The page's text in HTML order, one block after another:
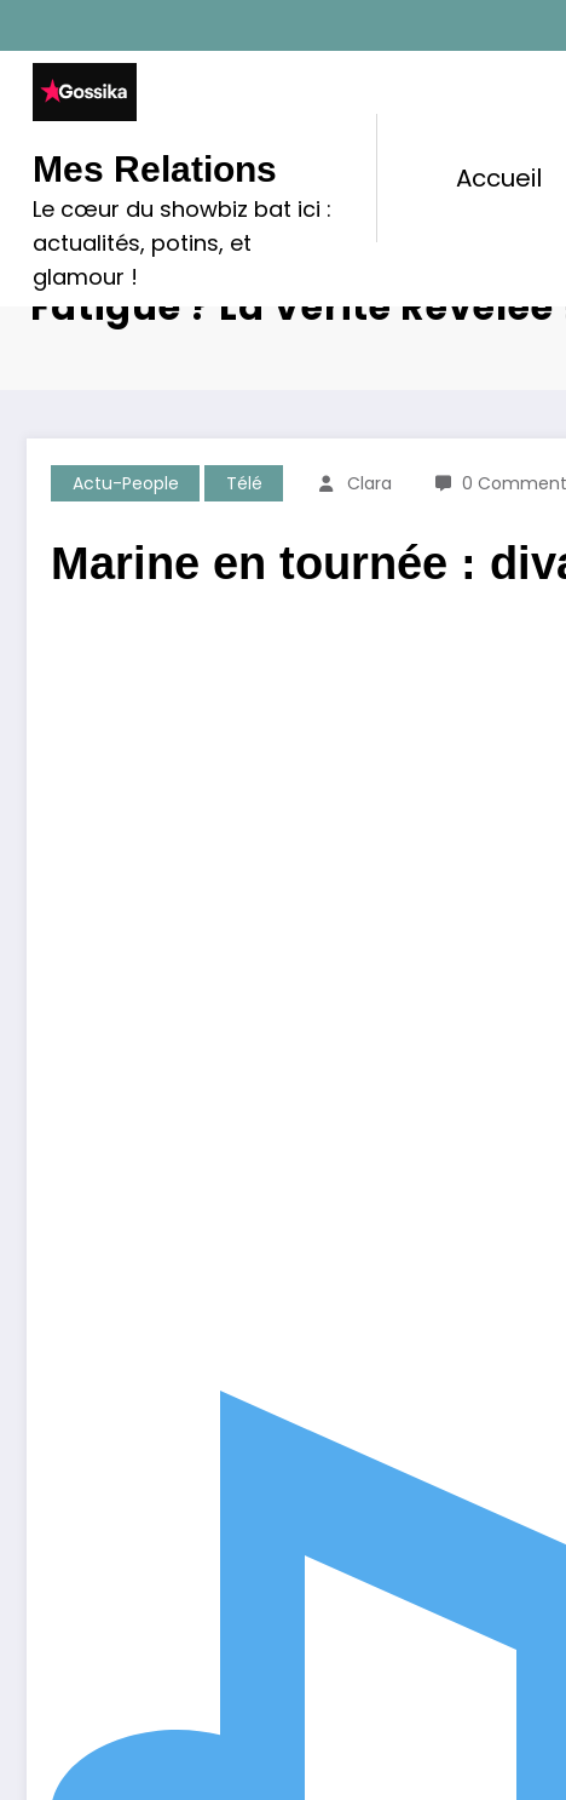
au
contenu
Mes Relations
Le cœur du showbiz bat ici :
actualités, potins, et
glamour !
Accueil
Marine En Tournée : Diva
Fatigue ? La Vérité Révélée
Actu-People Télé Clara 0
Marine en tournée :